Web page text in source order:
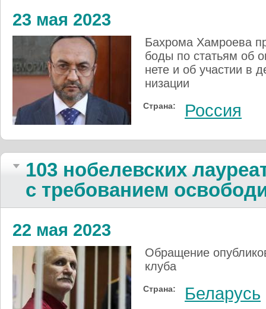
23 мая 2023
Бахрома Хам­ро­ева
бо­ды по стать­ям об
нете и об учас­тии в
ни­зации
Страна: Россия
103 нобелев­ских
с тре­бо­ва­нием
22 мая 2023
Обращение
клуба
Страна: Беларусь